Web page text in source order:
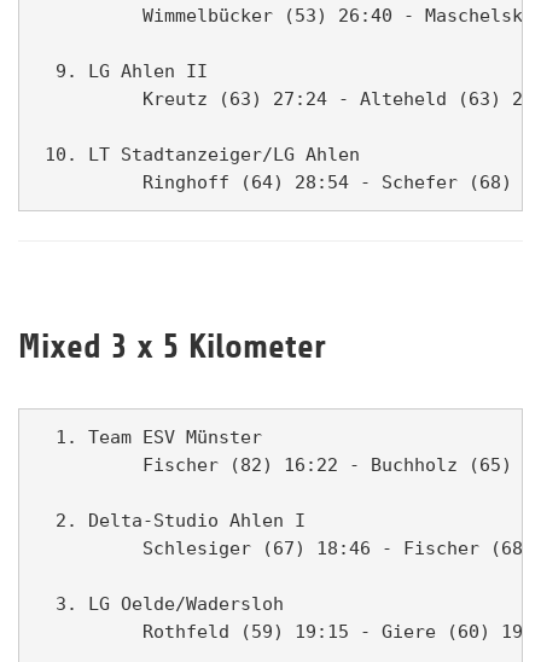
Wimmelbücker (53) 26:40 -
9. LG Ahlen II
Kreutz (63) 27:24 - Alteheld (63)
10. LT Stadtanzeiger/LG Ahlen
Mixed 3 x 5 Kilometer
1. Team ESV Münster
Fischer (82) 16:22 - Buchholz (65)
2. Delta-Studio Ahlen I
Schlesiger (67) 18:46 - Fischer
3. LG Oelde/Wadersloh
Rothfeld (59) 19:15 - Giere (60)